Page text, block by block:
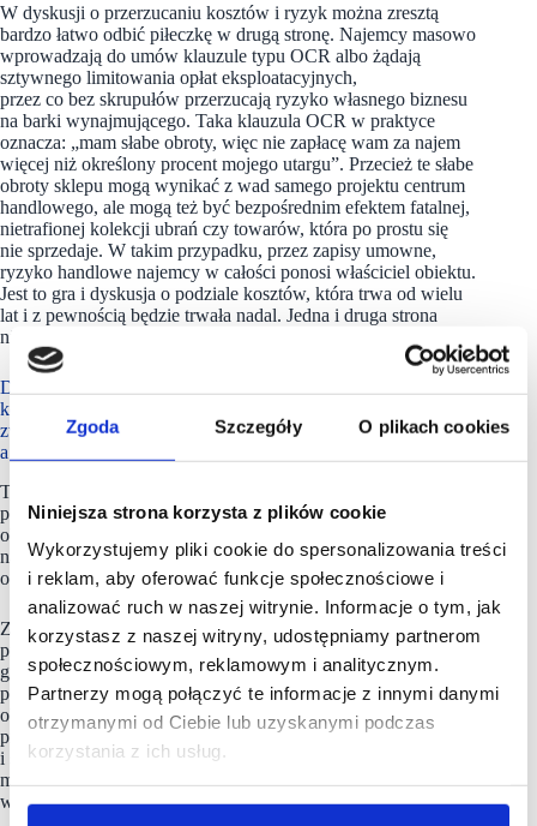
Zgoda Szczegóły O plikach cookies
Niniejsza strona korzysta z plików cookie
Wykorzystujemy pliki cookie do spersonalizowania treści
i reklam, aby oferować funkcje społecznościowe i
analizować ruch w naszej witrynie. Informacje o tym, jak
korzystasz z naszej witryny, udostępniamy partnerom
społecznościowym, reklamowym i analitycznym.
Partnerzy mogą połączyć te informacje z innymi danymi
otrzymanymi od Ciebie lub uzyskanymi podczas
korzystania z ich usług.
W dyskusji o przerzucaniu kosztów i ryzyk można zresztą
bardzo łatwo odbić piłeczkę w drugą stronę. Najemcy masowo
wprowadzają do umów klauzule typu OCR albo żądają
sztywnego limitowania opłat eksploatacyjnych,
przez co bez skrupułów przerzucają ryzyko własnego biznesu
na barki wynajmującego. Taka klauzula OCR w praktyce
oznacza: „mam słabe obroty, więc nie zapłacę wam za najem
więcej niż określony procent mojego utargu”. Przecież te słabe
obroty sklepu mogą wynikać z wad samego projektu centrum
handlowego, ale mogą też być bezpośrednim efektem fatalnej,
nietrafionej kolekcji ubrań czy towarów, która po prostu się
nie sprzedaje. W takim przypadku, przez zapisy umowne,
ryzyko handlowe najemcy w całości ponosi właściciel obiektu.
Jest to gra i dyskusja o podziale kosztów, która trwa od wielu
lat i z pewnością będzie trwała nadal. Jedna i druga strona
niezmiennie dąży do maksymalizacji swoich zysków.
Dzisiaj, przy tak ogromnym nasyceniu rynku i potężnej
konkurencyjności, w wielu przypadkach zyski można
zwiększyć już tylko poprzez drastyczne oszczędności,
a nie poprzez dalsze windowanie sprzedaży.
To prawda. Czasami z jednego metra kwadratowego
powierzchni nie da się już fizycznie wycisnąć większego
obrotu, więc firmy szukają ratunku w cięciu kosztów. Wtedy
najemcy próbują ograniczać opłaty, wysuwając argumenty
o nieuczciwości wynajmujących.
Z drugiej strony wynajmujący borykają się z ogromnym
problemem, ponieważ muszą z własnej kieszeni dopłacać
gigantyczne sumy do obsługi obiektów, które teoretycznie
powinni pokryć najemcy. Koszty wspólne w większości
obiektów w Polsce nie są pokrywane przez najemców w stu
procentach. Na rynku powstaje wtedy tzw. dziura budżetowa
i są to realne pieniądze, które właściciel centrum handlowego
musi dołożyć z zysków czynszowych, aby budynek mógł
w ogóle funkcjonować.